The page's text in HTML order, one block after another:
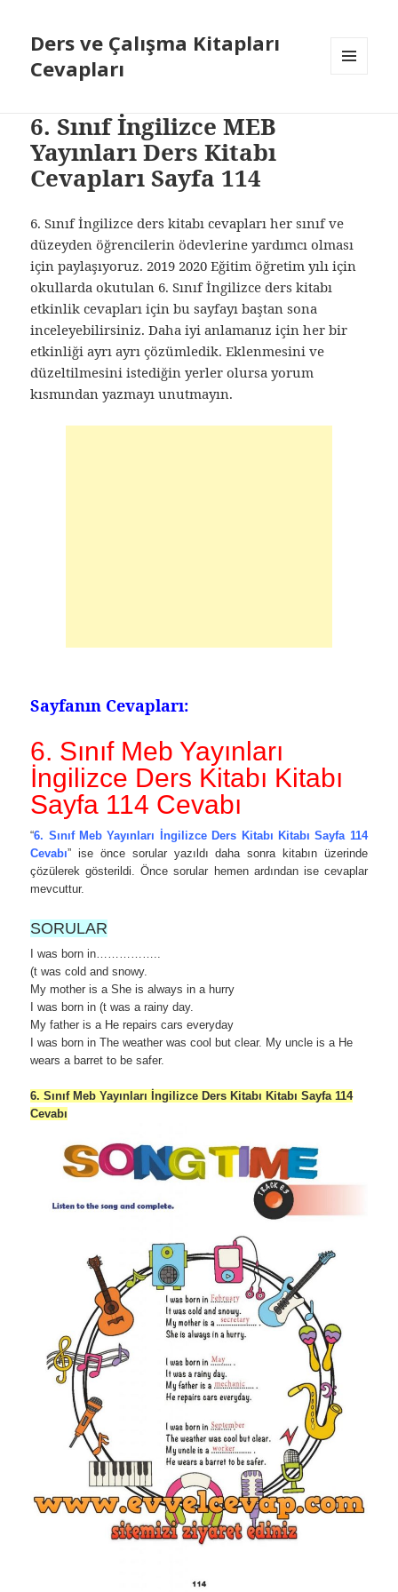
Ders ve Çalışma Kitapları
Cevapları
6. Sınıf İngilizce MEB
Yayınları Ders Kitabı
Cevapları Sayfa 114
6. Sınıf İngilizce ders kitabı cevapları her sınıf ve
düzeyden öğrencilerin ödevlerine yardımcı olması
için paylaşıyoruz. 2019 2020 Eğitim öğretim yılı için
okullarda okutulan 6. Sınıf İngilizce ders kitabı
etkinlik cevapları için bu sayfayı baştan sona
inceleyebilirsiniz. Daha iyi anlamanız için her bir
etkinliği ayrı ayrı çözümledik. Eklenmesini ve
düzeltilmesini istediğin yerler olursa yorum
kısmından yazmayı unutmayın.
Sayfanın Cevapları:
6. Sınıf Meb Yayınları
İngilizce Ders Kitabı Kitabı
Sayfa 114 Cevabı
“6. Sınıf Meb Yayınları İngilizce Ders Kitabı Kitabı Sayfa 114
Cevabı” ise önce sorular yazıldı daha sonra kitabın üzerinde
çözülerek gösterildi. Önce sorular hemen ardından ise cevaplar
mevcuttur.
SORULAR
I was born in……………..
(t was cold and snowy.
My mother is a She is always in a hurry
I was born in (t was a rainy day.
My father is a He repairs cars everyday
I was born in The weather was cool but clear. My uncle is a He
wears a barret to be safer.
6. Sınıf Meb Yayınları İngilizce Ders Kitabı Kitabı Sayfa 114
Cevabı